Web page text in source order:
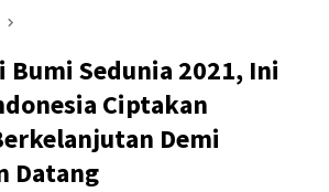
Bumi Sedunia 2021, Ini
Ciptakan
Demi
Datang